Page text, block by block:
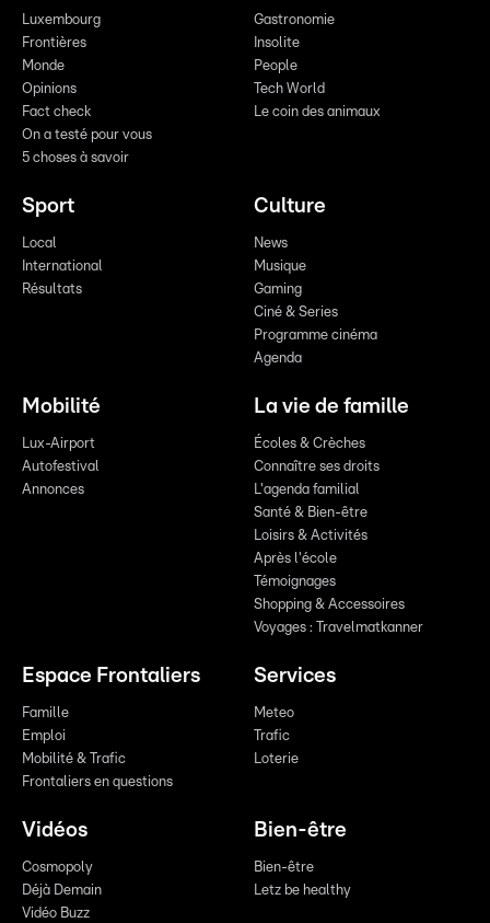
Luxembourg
Frontières
Monde
Opinions
Fact check
On a testé pour vous
5 choses à savoir
Gastronomie
Insolite
People
Tech World
Le coin des animaux
Sport
Local
International
Résultats
Culture
News
Musique
Gaming
Ciné & Series
Programme cinéma
Agenda
Mobilité
Lux-Airport
Autofestival
Annonces
La vie de famille
Écoles & Crèches
Connaître ses droits
L'agenda familial
Santé & Bien-être
Loisirs & Activités
Après l'école
Témoignages
Shopping & Accessoires
Voyages : Travelmatkanner
Espace Frontaliers
Famille
Emploi
Mobilité & Trafic
Frontaliers en questions
Services
Meteo
Trafic
Loterie
Vidéos
Cosmopoly
Déjà Demain
Vidéo Buzz
Bien-être
Bien-être
Letz be healthy